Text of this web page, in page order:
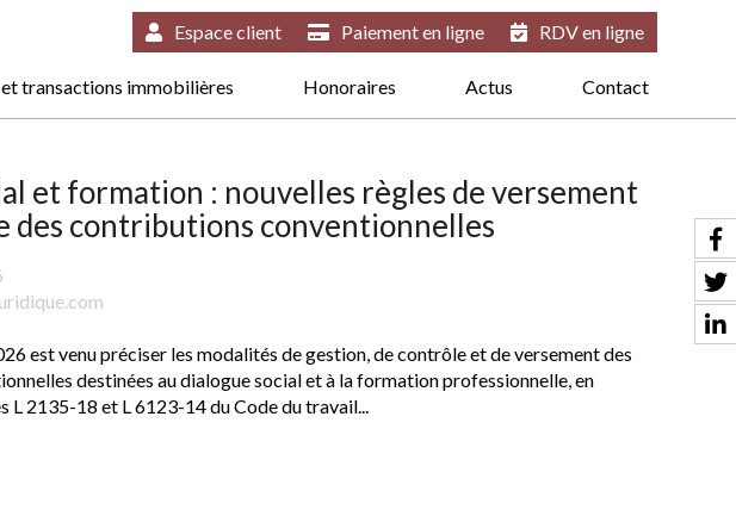
et transactions immobilières Honoraires Actus Contact
Espace client Paiement en ligne RDV en ligne
et formation : nouvelles règles de versement
des contributions conventionnelles
est venu préciser les modalités de gestion, de contrôle et de versement des
destinées au dialogue social et à la formation professionnelle, en
2135-18 et L 6123-14 du Code du travail...